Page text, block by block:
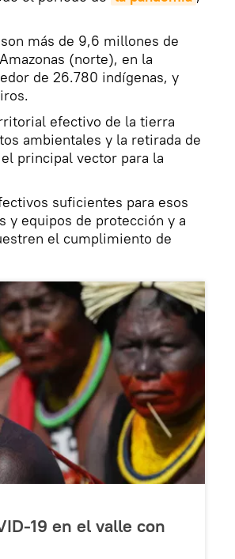
más de 9,6 millones de
(norte), en la
de 26.780 indígenas, y
efectivo de la tierra
ambientales y la retirada de
principal vector para la
suficientes para esos
y equipos de protección y a
el cumplimiento de
19 en el valle con